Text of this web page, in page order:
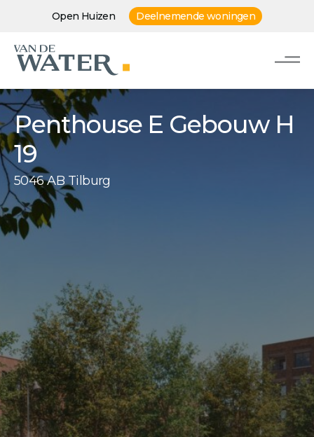
Open Huizen Deelnemende woningen
Penthouse E Gebouw H
19
5046 AB Tilburg